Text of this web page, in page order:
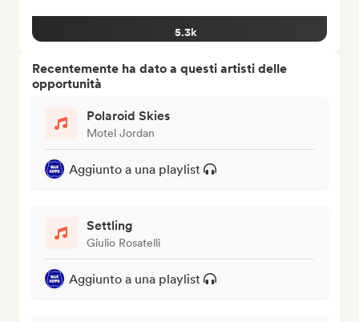
5.3k
Recentemente ha dato a questi artisti delle
opportunità
Polaroid Skies
Motel Jordan
Aggiunto a una playlist
Settling
Giulio Rosatelli
Aggiunto a una playlist